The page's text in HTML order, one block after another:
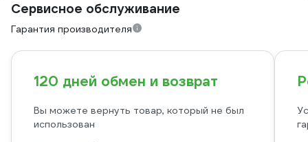
Сервисное обслуживание
Гарантия производителя
120 дней обмен и возврат
Вы можете вернуть товар, который не был
использован